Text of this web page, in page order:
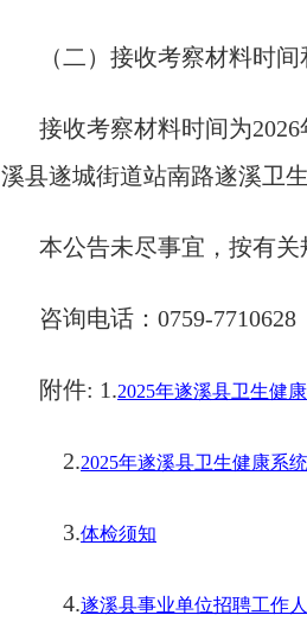
（二）接收考察材料时间
接收考察材料时间为
溪县遂城街道站南路遂溪卫
本公告未尽事宜，按有关
咨询电话：0759-7710628
附件: 1.2025年遂溪县卫生健
2.2025年遂溪县卫生健康系
3.体检须知
4.遂溪县事业单位招聘工作